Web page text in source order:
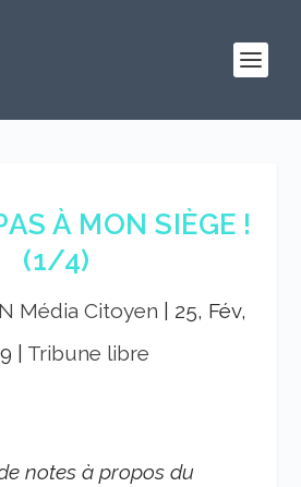
À MON SIÈGE !
(1/4)
Média Citoyen
25, Fév,
Tribune libre
notes à propos du